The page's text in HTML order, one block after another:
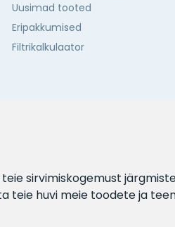
sirvimiskogemust
teie huvi meie toodete ja
Uusimad tooted
Eripakkumised
Filtrikalkulaator